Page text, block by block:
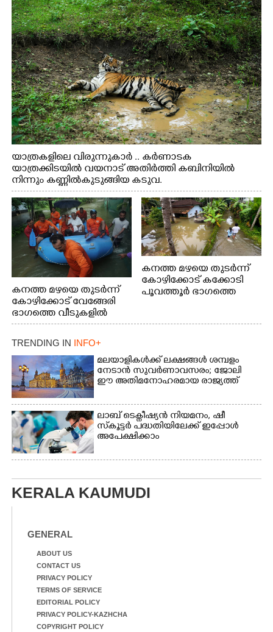
യാത്രകളിലെ വിരുന്നുകാർ .. കർണാടക
യാത്രക്കിടയിൽ വയനാട് അതിർത്തി കബിനിയിൽ
നിന്നും കണ്ണിൽകുടുങ്ങിയ കടുവ.
കനത്ത മഴയെ തുടർന്ന്
കോഴിക്കോട് വേങ്ങേരി
ഭാഗത്തെ വീടുകളിൽ
വെള്ളം
കയറിയപ്പോൾ ആളുകളെ
സുരക്ഷിത സ്ഥാനത്തേക്ക്
മാറ്റുന്ന സുരക്ഷാസേനാം
ഗങ്ങൾ
കനത്ത മഴയെ തുടർന്ന്
കോഴിക്കോട് കക്കോടി
പൂവത്തൂർ ഭാഗത്തെ
TRENDING IN INFO+
മലയാളികൾക്ക് ലക്ഷങ്ങൾ ശമ്പളം
നേടാൻ സുവർണാവസരം; ജോലി
ഈ അതിമനോഹരമായ രാജ്യത്ത്
ലാബ് ടെക്നീഷ്യൻ നിയമനം, ഷീ
സ്‌കൂട്ടർ പദ്ധതിയിലേക്ക് ഇപ്പോൾ
അപേക്ഷിക്കാം
KERALA KAUMUDI
GENERAL
ABOUT US
CONTACT US
PRIVACY POLICY
TERMS OF SERVICE
EDITORIAL POLICY
PRIVACY POLICY-KAZHCHA
COPYRIGHT POLICY